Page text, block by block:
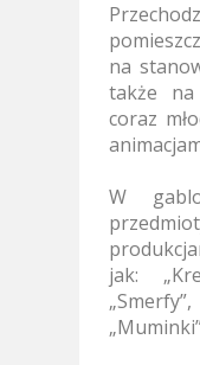
na
także
coraz
W
jak: